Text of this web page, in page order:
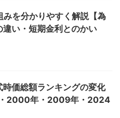
みを分かりやすく解説【為
違い・短期金利とのかい
時価総額ランキングの変化
・2000年・2009年・2024